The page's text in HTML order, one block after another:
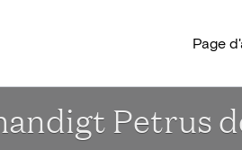
Page
Petrus